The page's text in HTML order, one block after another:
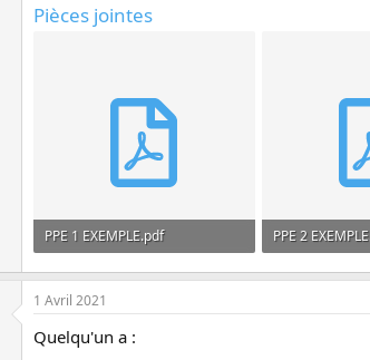
Pièces jointes
PPE 1 EXEMPLE.pdf
188.1 KB · Affichages: 58
PPE 2
108.4 KB ·
1 Avril 2021
Quelqu'un a :